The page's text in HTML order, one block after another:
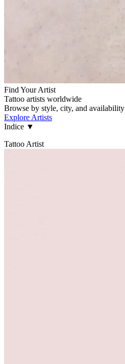
Find Your Artist
Tattoo artists worldwide
Browse by style, city, and availability
Explore Artists
Indice ▼
Tattoo Artist